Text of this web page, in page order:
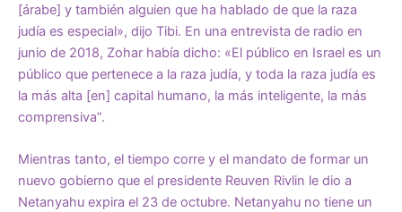
[árabe] y también alguien que ha hablado de que la raza
judía es especial», dijo Tibi. En una entrevista de radio en
junio de 2018, Zohar había dicho: «El público en Israel es un
público que pertenece a la raza judía, y toda la raza judía es
la más alta [en] capital humano, la más inteligente, la más
comprensiva”.
Mientras tanto, el tiempo corre y el mandato de formar un
nuevo gobierno que el presidente Reuven Rivlin le dio a
Netanyahu expira el 23 de octubre. Netanyahu no tiene un